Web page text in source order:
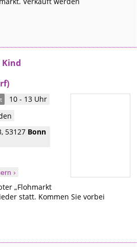
10 - 13 Uhr
, 53127 Bonn
›
„Flohmarkt
statt. Kommen Sie vorbei